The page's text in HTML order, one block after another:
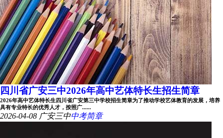
四川省广安三中2026年高中艺体特长生招生简章
2026年高中艺体特长生四川省广安第三中学校招生简章为了推动学校艺体教育的发展，培养
具有专业特长的优秀人才，按照广......
2026-04-08 广安三中中考简章